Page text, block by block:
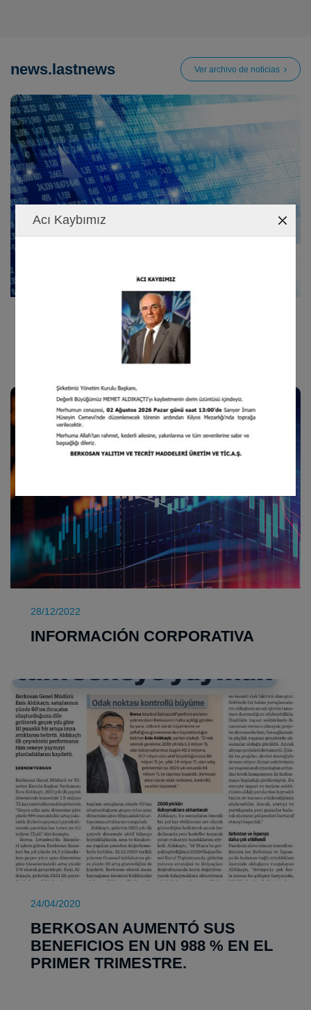
news.lastnews Ver archivo de noticias
INFORMACIÓN CORPORATIVA
28/12/2022
INFORMACIÓN CORPORATIVA
24/04/2020
BERKOSAN AUMENTÓ SUS
BENEFICIOS EN UN 988 % EN EL
PRIMER TRIMESTRE.
Acı Kaybımız